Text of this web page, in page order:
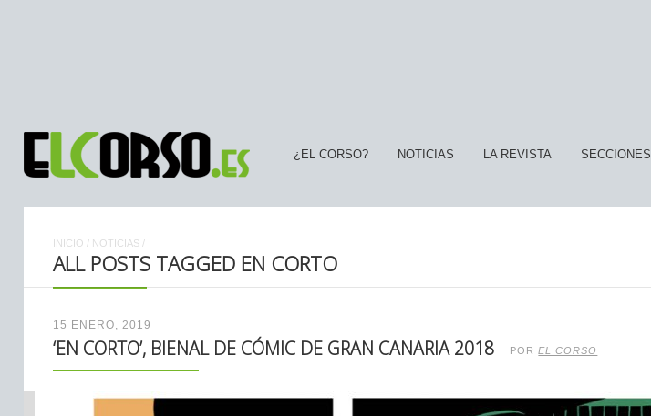
¿EL CORSO? NOTICIAS LA REVISTA SECCIONES
INICIO / NOTICIAS /
ALL POSTS TAGGED EN CORTO
15 ENERO, 2019
‘EN CORTO’, BIENAL DE CÓMIC DE GRAN CANARIA 2018 POREL CORSO